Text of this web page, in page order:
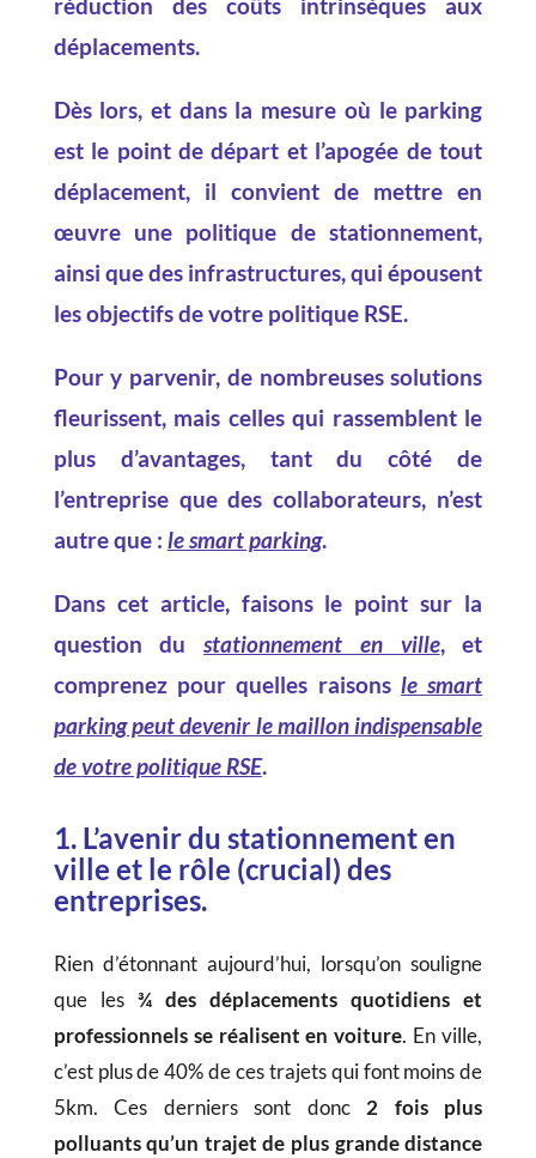
déplacements.
Dès lors, et dans la mesure où le parking
est le point de départ et l’apogée de tout
déplacement, il convient de mettre en
œuvre une politique de stationnement,
ainsi que des infrastructures, qui épousent
les objectifs de votre politique RSE.
Pour y parvenir, de nombreuses solutions
fleurissent, mais celles qui rassemblent le
plus d’avantages, tant du côté de
l’entreprise que des collaborateurs, n’est
autre que : le smart parking.
Dans cet article, faisons le point sur la
question dustationnement en ville, et
comprenez pour quelles raisons le smart
parking peut devenir le maillon indispensable
de votre politique RSE.
1. L’avenir du stationnement en
ville et le rôle (crucial) des
entreprises.
Rien d’étonnant aujourd’hui, lorsqu’on souligne
que les ¾ des déplacements quotidiens et
professionnels se réalisent en voiture. En ville,
c’est plus de 40% de ces trajets qui font moins de
5km. Ces derniers sont donc 2 fois plus
polluants qu’un trajet de plus grande distance